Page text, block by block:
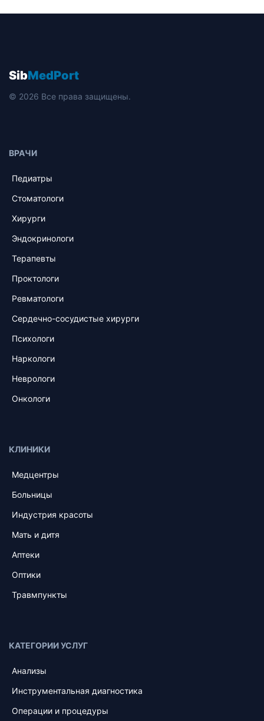
SibMedPort
© 2026 Все права защищены.
ВРАЧИ
Педиатры
Стоматологи
Хирурги
Эндокринологи
Терапевты
Проктологи
Ревматологи
Сердечно-сосудистые хирурги
Психологи
Наркологи
Неврологи
Онкологи
КЛИНИКИ
Медцентры
Больницы
Индустрия красоты
Мать и дитя
Аптеки
Оптики
Травмпункты
КАТЕГОРИИ УСЛУГ
Анализы
Инструментальная диагностика
Операции и процедуры